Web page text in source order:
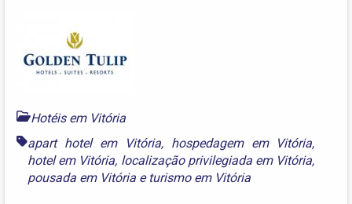
Hotéis em Vitória
apart hotel em Vitória, hospedagem em Vitória,
hotel em Vitória, localização privilegiada em Vitória,
pousada em Vitória e turismo em Vitória